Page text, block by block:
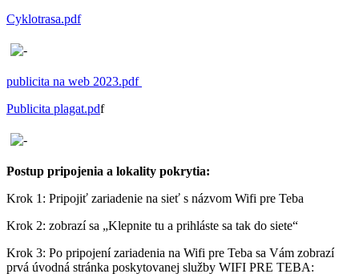
Cyklotrasa.pdf
publicita na web 2023.pdf
Publicita plagat.pdf
Postup pripojenia a lokality pokrytia:
Krok 1: Pripojiť zariadenie na sieť s názvom Wifi pre Teba
Krok 2: zobrazí sa „Klepnite tu a prihláste sa tak do siete“
Krok 3: Po pripojení zariadenia na Wifi pre Teba sa Vám zobrazí
prvá úvodná stránka poskytovanej služby WIFI PRE TEBA: